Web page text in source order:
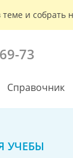
теме и
73
Справочник
УЧЕБЫ